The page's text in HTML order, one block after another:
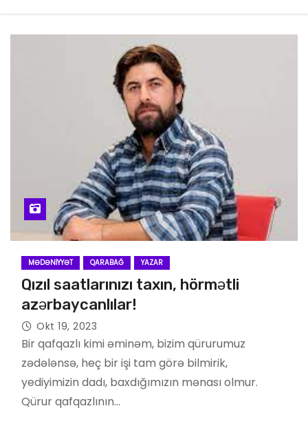
MƏDƏNIYYƏT QARABAĞ YAZAR
Qızıl saatlarınızı taxın, hörmətli
azərbaycanlılar!
Okt 19, 2023
Bir qafqazlı kimi əminəm, bizim qürurumuz
zədələnsə, heç bir işi tam görə bilmirik,
yediyimizin dadı, baxdığımızın mənası olmur.
Qürur qafqazlının…